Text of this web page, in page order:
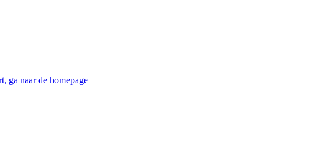
, ga naar de homepage